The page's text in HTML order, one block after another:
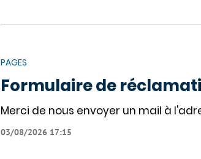
PAGES
Formulaire de
Merci de nous envoyer un mail à
03/08/2026 17:15